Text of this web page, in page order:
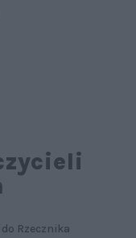
Rzecznika